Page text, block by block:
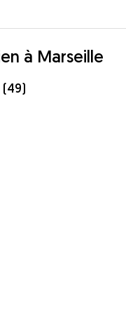
à Marseille